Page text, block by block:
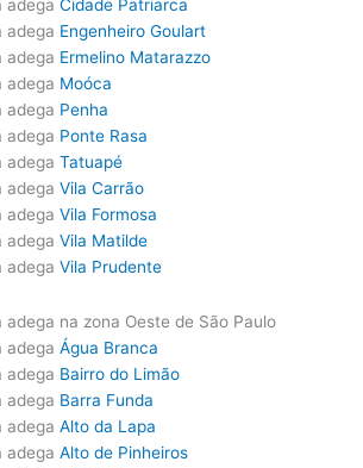
adega Cidade Patriarca
adega Engenheiro Goulart
adega Ermelino Matarazzo
adega Moóca
adega Penha
adega Ponte Rasa
adega Tatuapé
adega Vila Carrão
adega Vila Formosa
adega Vila Matilde
adega Vila Prudente
na zona Oeste de São Paulo
adega Água Branca
adega Bairro do Limão
adega Barra Funda
adega Alto da Lapa
adega Alto de Pinheiros